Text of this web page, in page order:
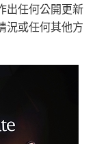
出任何公開更新
況或任何其他方